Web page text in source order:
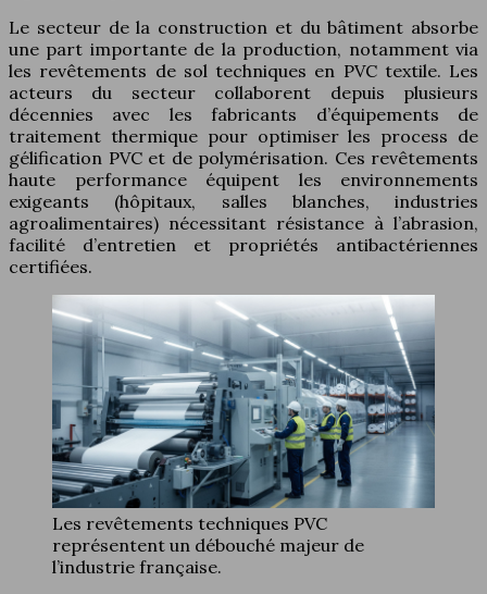
Le secteur de la construction et du bâtiment absorbe
une part importante de la production, notamment via
les revêtements de sol techniques en PVC textile. Les
acteurs du secteur collaborent depuis plusieurs
décennies avec les fabricants d’équipements de
traitement thermique pour optimiser les process de
gélification PVC et de polymérisation. Ces revêtements
haute performance équipent les environnements
exigeants (hôpitaux, salles blanches, industries
agroalimentaires) nécessitant résistance à l’abrasion,
facilité d’entretien et propriétés antibactériennes
certifiées.
Les revêtements techniques PVC
représentent un débouché majeur de
l’industrie française.